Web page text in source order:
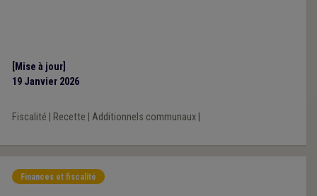
[Mise à jour]
19 Janvier 2026
Fiscalité Recette Additionnels communaux|
Finances et fiscalité